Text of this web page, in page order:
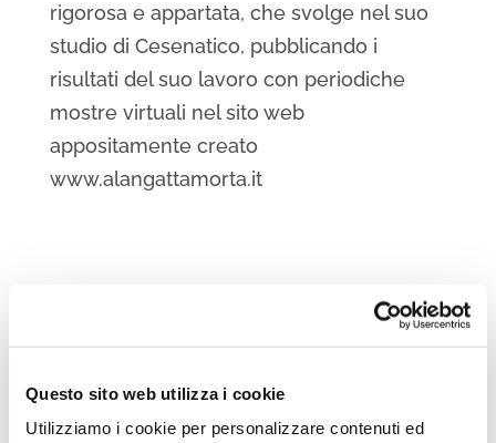
Questo sito web utilizza i cookie
Utilizziamo i cookie per personalizzare contenuti ed
rigorosa e appartata, che svolge nel suo
studio di Cesenatico, pubblicando i
risultati del suo lavoro con periodiche
mostre virtuali nel sito web
appositamente creato
www.alangattamorta.it
Le opere
dell’artista